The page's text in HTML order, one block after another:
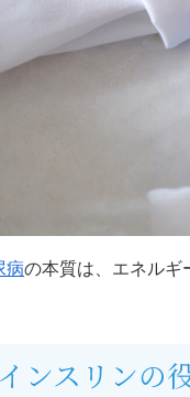
病の本質は、エネルギ
ンスリンの